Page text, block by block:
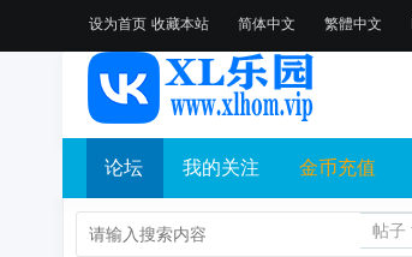
设为首页 收藏本站 简体中文 繁體中文
论坛 我的关注 金币充值
帖子